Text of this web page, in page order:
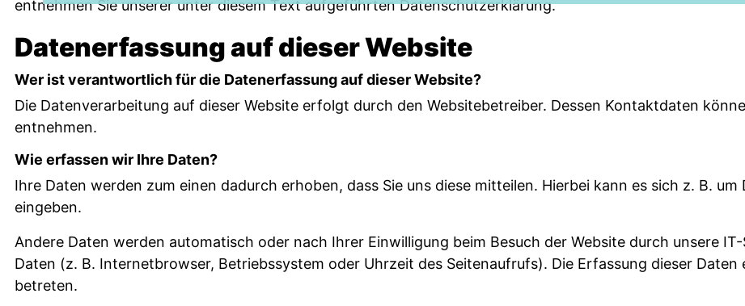
Grindelwald
entnehmen Sie unserer unter diesem Text aufgeführten Datenschutzerklärung.
Datenerfassung auf dieser Website
Wer ist verantwortlich für die Datenerfassung auf dieser Website?
Die Datenverarbeitung auf dieser Website erfolgt durch den Websitebetreiber. Dessen Kontaktdaten
entnehmen.
Wie erfassen wir Ihre Daten?
Ihre Daten werden zum einen dadurch erhoben, dass Sie uns diese mitteilen. Hierbei kann es sich z. B.
eingeben.
Andere Daten werden automatisch oder nach Ihrer Einwilligung beim Besuch der Website durch unsere
Daten (z. B. Internetbrowser, Betriebssystem oder Uhrzeit des Seitenaufrufs). Die Erfassung dieser
betreten.